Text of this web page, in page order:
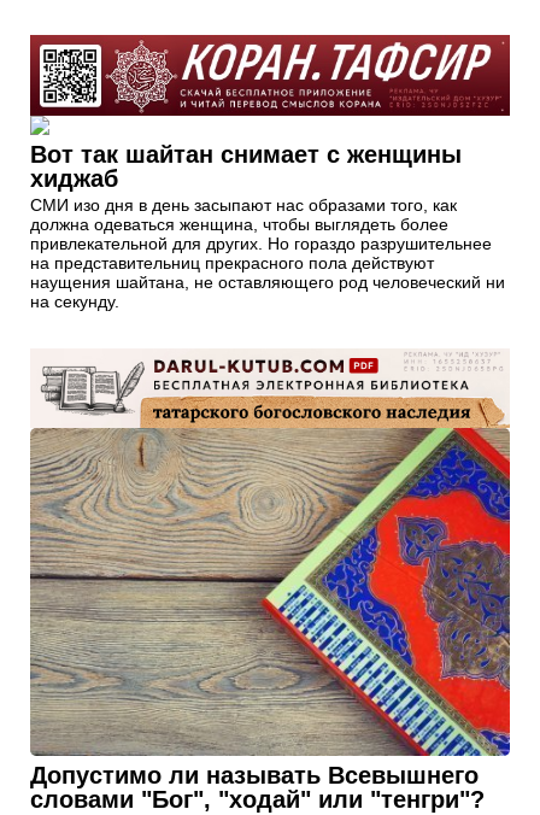
Вот так шайтан снимает с женщины
хиджаб
СМИ изо дня в день засыпают нас образами того, как
должна одеваться женщина, чтобы выглядеть более
привлекательной для других. Но гораздо разрушительнее
на представительниц прекрасного пола действуют
наущения шайтана, не оставляющего род человеческий ни
на секунду.
Допустимо ли называть Всевышнего
словами "Бог", "ходай" или "тенгри"?